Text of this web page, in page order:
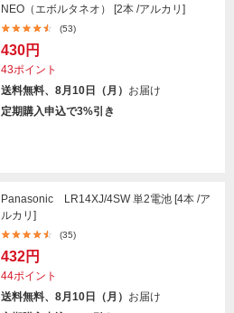
NEO（エボルタネオ） [2本 /アルカリ]
(53)
430円
43ポイント
送料無料、8月10日（月） お届け
定期購入申込で3%引き
Panasonic LR14XJ/4SW 単2電池 [4本 /ア
ルカリ]
(35)
432円
44ポイント
送料無料、8月10日（月） お届け